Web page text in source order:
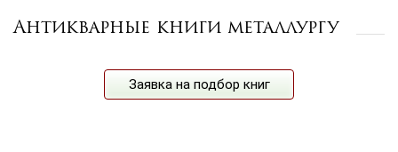
Цена руб.
Антикварные книги металлургу
Заявка на подбор книг